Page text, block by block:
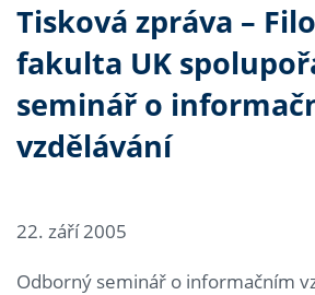
Tisková zpráva –
fakulta UK
seminář o
vzdělávání
22. září 2005
Odborný seminář o informačním